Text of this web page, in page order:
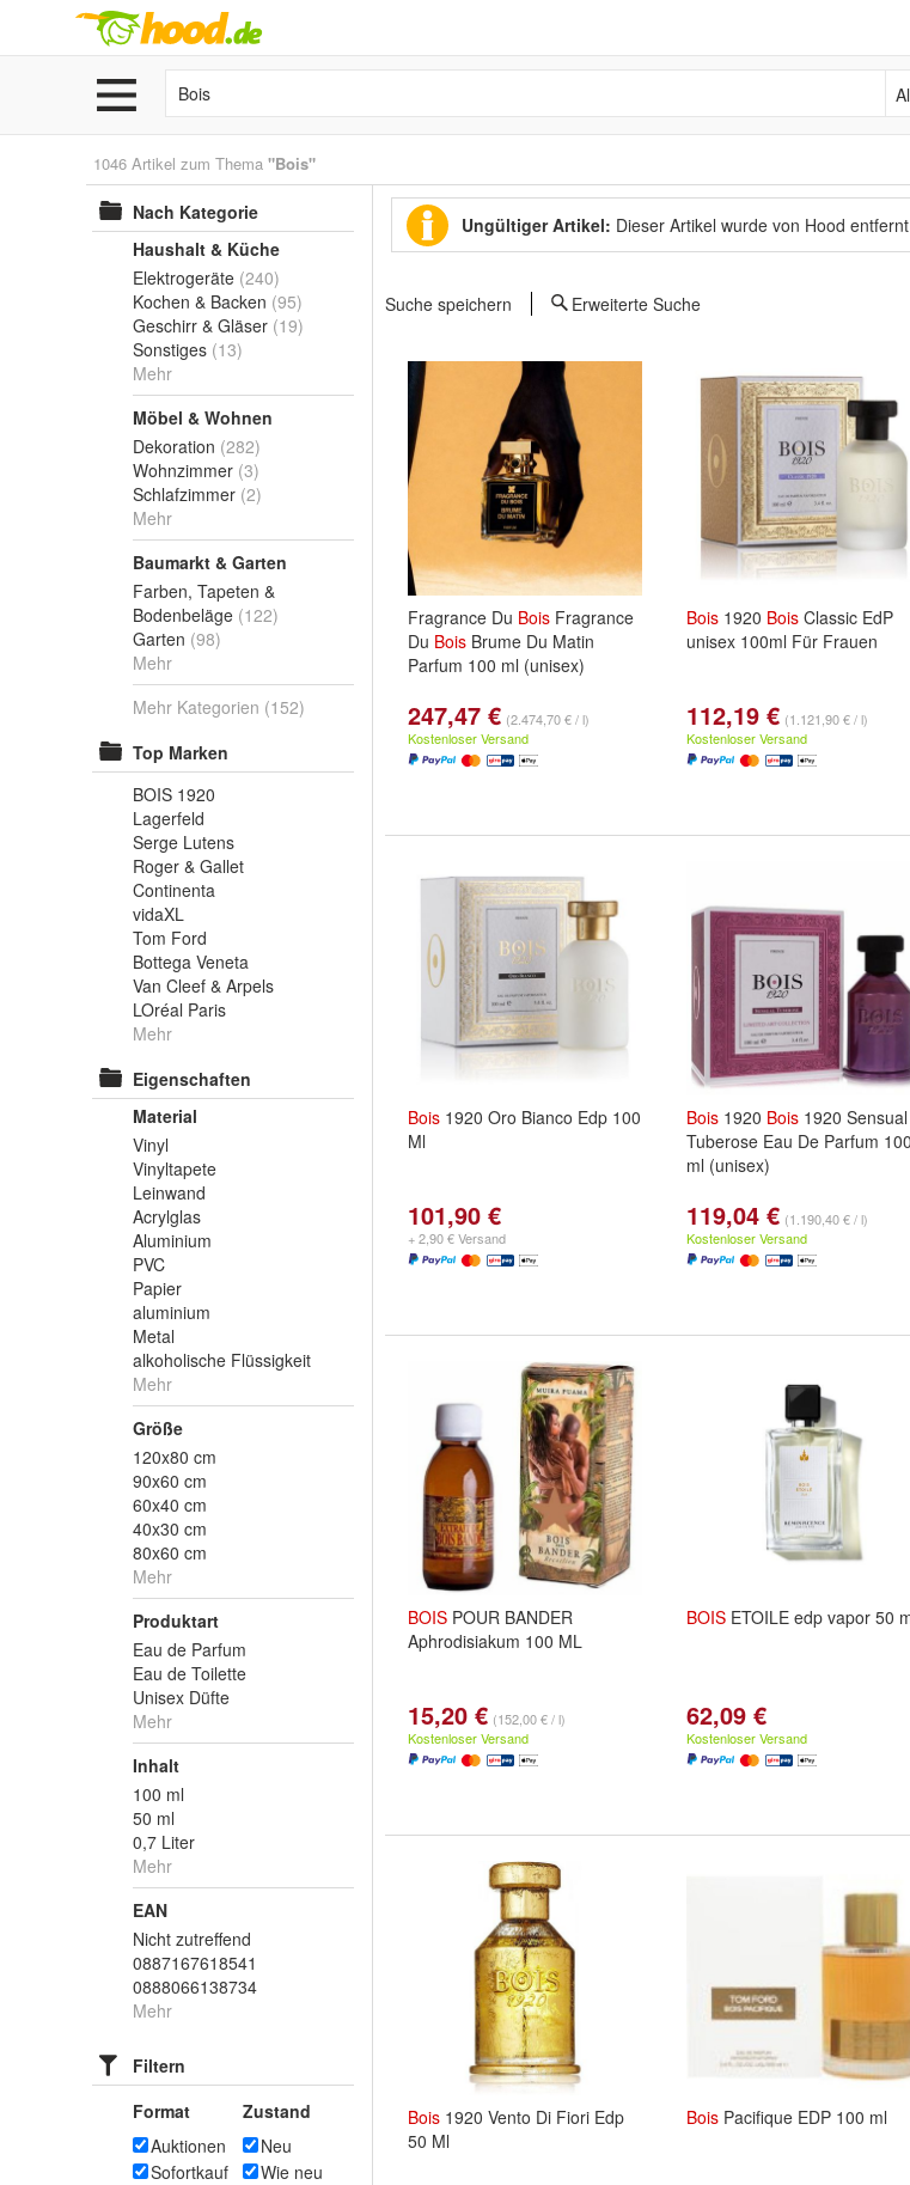
1046 Artikel zum Thema "Bois"
Nach Kategorie
Haushalt & Küche
Elektrogeräte (240)
Kochen & Backen (95)
Geschirr & Gläser (19)
Sonstiges (13)
Mehr
Möbel & Wohnen
Dekoration (282)
Wohnzimmer (3)
Schlafzimmer (2)
Mehr
Baumarkt & Garten
Farben, Tapeten &
Bodenbeläge (122)
Garten (98)
Mehr
Mehr Kategorien (152)
Top Marken
BOIS 1920
Lagerfeld
Serge Lutens
Roger & Gallet
Continenta
vidaXL
Tom Ford
Bottega Veneta
Van Cleef & Arpels
LOréal Paris
Mehr
Eigenschaften
Material
Vinyl
Vinyltapete
Leinwand
Acrylglas
Aluminium
PVC
Papier
aluminium
Metal
alkoholische Flüssigkeit
Mehr
Größe
120x80 cm
90x60 cm
60x40 cm
40x30 cm
80x60 cm
Mehr
Produktart
Eau de Parfum
Eau de Toilette
Unisex Düfte
Mehr
Inhalt
100 ml
50 ml
0,7 Liter
Mehr
EAN
Nicht zutreffend
0887167618541
0888066138734
Mehr
Filtern
Format
Auktionen
Sofortkauf
Zustand
Neu
Wie neu
Ungültiger Artikel: Dieser Artikel wurde von Hood
Suche speichern Erweiterte Suche
Fragrance Du Bois Fragrance
Du Bois Brume Du Matin
Parfum 100 ml (unisex)
247,47 € (2.474,70 € / l)
Kostenloser Versand
Bois 1920 Bois Classic EdP
unisex 100ml Für Frauen
112,19 € (1.121,90 € / l)
Kostenloser Versand
Bois 1920 Oro Bianco Edp 100
Ml
101,90 €
+ 2,90 € Versand
Bois 1920 Bois 1920 Sensual
Tuberose Eau De Parfum 100
ml (unisex)
119,04 € (1.190,40 € / l)
Kostenloser Versand
BOIS POUR BANDER
Aphrodisiakum 100 ML
15,20 € (152,00 € / l)
Kostenloser Versand
BOIS ETOILE edp vapor 50
62,09 €
Kostenloser Versand
Bois 1920 Vento Di Fiori Edp
50 Ml
Bois Pacifique EDP 100 ml